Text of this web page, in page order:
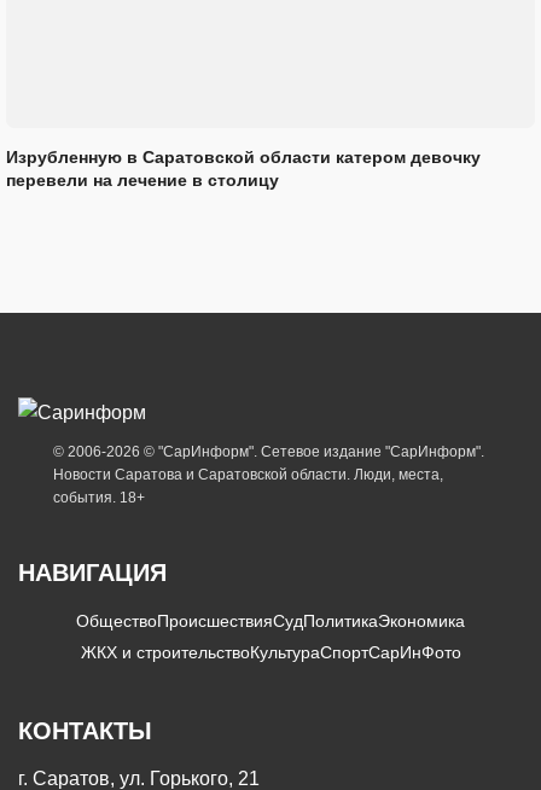
Изрубленную в Саратовской области катером девочку
перевели на лечение в столицу
© 2006-2026 © "СарИнформ". Сетевое издание "СарИнформ".
Новости Саратова и Саратовской области. Люди, места,
события. 18+
НАВИГАЦИЯ
ОбществоПроисшествияСудПолитикаЭкономика
ЖКХ и строительствоКультураСпортСарИнФото
КОНТАКТЫ
г. Саратов, ул. Горького, 21